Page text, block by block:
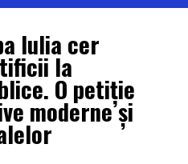
Iulia cer
la
O petiție
moderne și